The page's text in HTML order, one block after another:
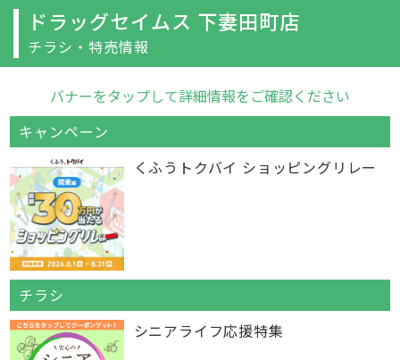
ドラッグセイムス 下妻田町店
チラシ・特売情報
バナーをタップして詳細情報をご確認ください
キャンペーン
くふうトクバイ ショッピングリレー
チラシ
シニアライフ応援特集